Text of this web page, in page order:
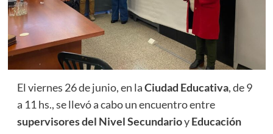
El viernes 26 de junio, en laCiudad Educativa, de 9
a 11 hs., se llevó a cabo un encuentro entre
supervisores del Nivel SecundarioyEducación